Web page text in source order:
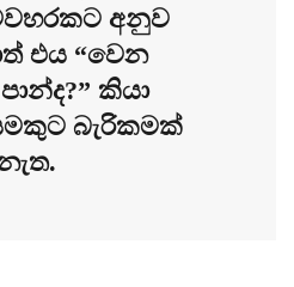
අනුව
එය “වෙන
කියා
බැරිකමක්